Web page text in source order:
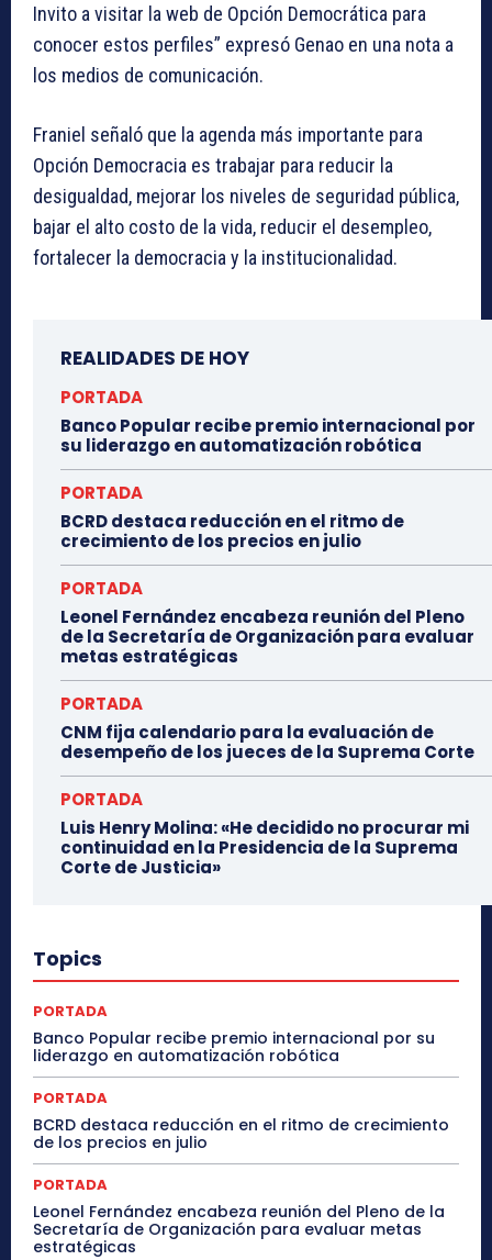
Invito a visitar la web de Opción Democrática para
conocer estos perfiles” expresó Genao en una nota a
los medios de comunicación.
Franiel señaló que la agenda más importante para
Opción Democracia es trabajar para reducir la
desigualdad, mejorar los niveles de seguridad pública,
bajar el alto costo de la vida, reducir el desempleo,
fortalecer la democracia y la institucionalidad.
REALIDADES DE HOY
PORTADA
Banco Popular recibe premio internacional por
su liderazgo en automatización robótica
PORTADA
BCRD destaca reducción en el ritmo de
crecimiento de los precios en julio
PORTADA
Leonel Fernández encabeza reunión del Pleno
de la Secretaría de Organización para evaluar
metas estratégicas
PORTADA
CNM fija calendario para la evaluación de
desempeño de los jueces de la Suprema Corte
PORTADA
Luis Henry Molina: «He decidido no procurar mi
continuidad en la Presidencia de la Suprema
Corte de Justicia»
Topics
PORTADA
Banco Popular recibe premio internacional por su
liderazgo en automatización robótica
PORTADA
BCRD destaca reducción en el ritmo de crecimiento
de los precios en julio
PORTADA
Leonel Fernández encabeza reunión del Pleno de la
Secretaría de Organización para evaluar metas
estratégicas